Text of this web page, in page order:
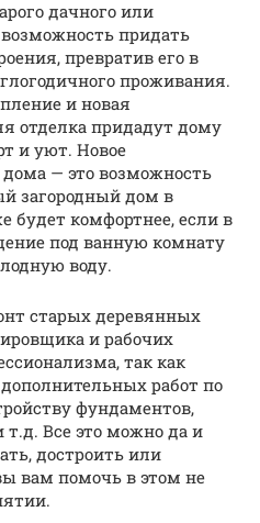
дачного или
возможность придать
превратив его в
проживания.
и новая
отделка придадут дому
и уют. Новое
дома — это возможность
загородный дом в
будет комфортнее, если в
под ванную комнату
воду.
старых деревянных
и рабочих
так как
работ по
фундаментов,
Все это можно да и
достроить или
вам помочь в этом не